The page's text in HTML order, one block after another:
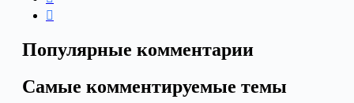
Популярные комментарии
Самые комментируемые темы